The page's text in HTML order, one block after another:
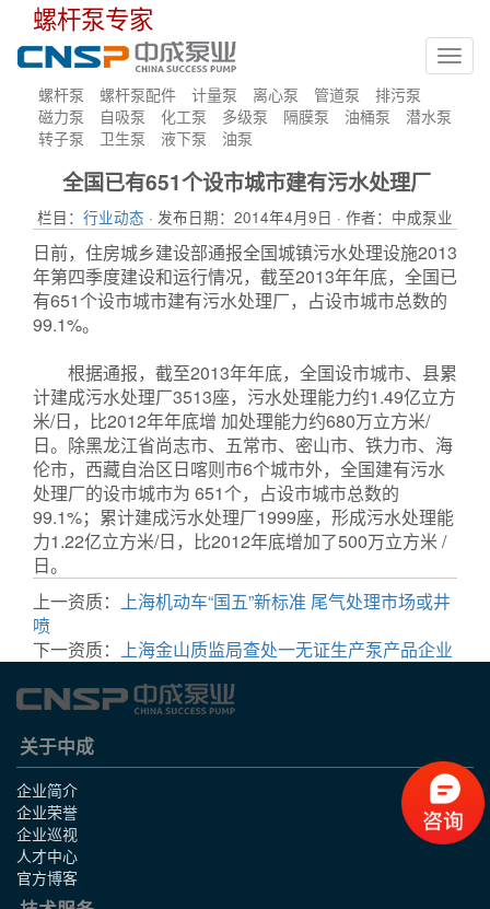
螺杆泵专家
螺杆泵 螺杆泵配件 计量泵 离心泵 管道泵
排污泵
磁力泵
自吸泵 化工泵 多级泵 隔膜泵 油桶泵
潜水泵
转子泵
卫生泵 液下泵 油泵
全国已有651个设市城市建有污水处理厂
栏目： 行业动态 · 发布日期：2014年4月9日 · 作者：中成泵业
日前，住房城乡建设部通报全国城镇污水处理设施2013
年第四季度建设和运行情况，截至2013年年底，全国已
有651个设市城市建有污水处理厂，占设市城市总数的
99.1%。
根据通报，截至2013年年底，全国设市城市、县累
计建成污水处理厂3513座，污水处理能力约1.49亿立方
米/日，比2012年年底增 加处理能力约680万立方米/
日。除黑龙江省尚志市、五常市、密山市、铁力市、海
伦市，西藏自治区日喀则市6个城市外，全国建有污水
处理厂的设市城市为 651个，占设市城市总数的
99.1%；累计建成污水处理厂1999座，形成污水处理能
力1.22亿立方米/日，比2012年底增加了500万立方米 /
日。
上一资质： 上海机动车“国五”新标准 尾气处理市场或井
喷
下一资质： 上海金山质监局查处一无证生产泵产品企业
关于中成
企业简介
企业荣誉
企业巡视
人才中心
官方博客